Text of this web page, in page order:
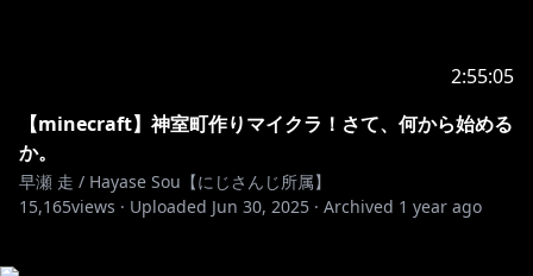
2:55:05
【minecraft】神室町作りマイクラ！さて、何から始める
か。
早瀬 走 / Hayase Sou【にじさんじ所属】
15,165views · Uploaded Jun 30, 2025 · Archived 1 year ago